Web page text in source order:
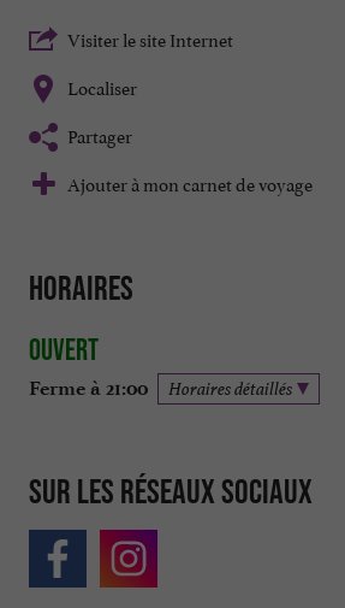
Visiter le site Internet
Localiser
Partager
Ajouter à mon carnet de voyage
Horaires
Ouvert
Ferme à 21:00 Horaires détaillés
Sur les réseaux sociaux